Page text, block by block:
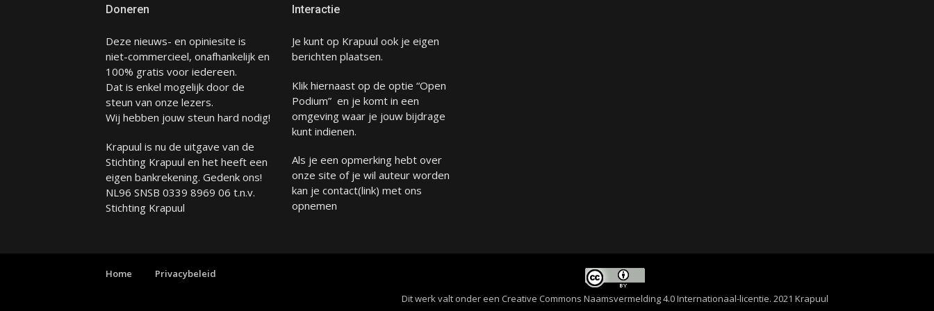
Doneren
Deze nieuws- en opiniesite is
niet-commercieel, onafhankelijk en
100% gratis voor iedereen.
Dat is enkel mogelijk door de
steun van onze lezers.
Wij hebben jouw steun hard nodig!
Krapuul is nu de uitgave van de
Stichting Krapuul en het heeft een
eigen bankrekening. Gedenk ons!
NL96 SNSB 0339 8969 06 t.n.v.
Stichting Krapuul
Interactie
Je kunt op Krapuul ook je eigen
berichten plaatsen.
Klik hiernaast op de optie “Open
Podium” en je komt in een
omgeving waar je jouw bijdrage
kunt indienen.
Als je een opmerking hebt over
onze site of je wil auteur worden
kan je contact(link) met ons
opnemen
Home
Privacybeleid
Dit werk valt onder een Creative Commons Naamsvermelding 4.0 Internationaal-licentie. 2021 Krapuul